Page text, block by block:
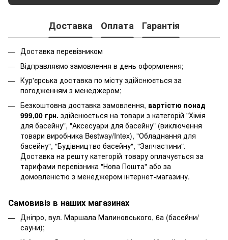
Доставка Оплата Гарантія
Доставка перевізником
Відправляємо замовлення в день оформлення;
Кур'єрська доставка по місту здійснюється за
погодженням з менеджером;
Безкоштовна доставка замовлення, вартістю понад
999,00 грн. здійснюється на товари з категорій "Хімія
для басейну", "Аксесуари для басейну" (виключення
товари виробника Bestway/Intex), "Обладнання для
басейну", "Будівництво басейну", "Запчастини".
Доставка на решту категорій товару оплачується за
тарифами перевізника "Нова Пошта" або за
домовленістю з менеджером інтернет-магазину.
Самовивіз в наших магазинах
Дніпро, вул. Маршала Малиновського, 6а (басейни/
сауни);